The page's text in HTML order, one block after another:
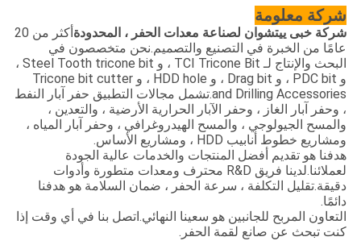
شركة معلومة
شركة خبى ييتشوان لصناعة معدات الحفر ، المحدودة
أكثر من 20
عامًا من الخبرة في التصنيع والتصميم.نحن متخصصون في
البحث والإنتاج لـ TCI Tricone Bit ، و Steel Tooth tricone bit ،
و PDC bit ، و Drag bit ، و HDD hole ، و Tricone bit cutter
and Drilling Accessories.تشمل مجالات التطبيق حفر آبار النفط
، وحفر آبار الغاز ، وحفر الآبار الحرارية الأرضية ، والتعدين ،
والمسح الجيولوجي ، والمسح الهيدروغرافي ، وحفر آبار المياه ،
ومشاريع خطوط أنابيب HDD ، ومشاريع الأساس.
هدفنا هو تقديم أفضل المنتجات والخدمات عالية الجودة
لعملائنا.لدينا فريق R&D محترف ومعدات متطورة وأدوات
دقيقة.تقليل التكلفة ، سرعة الحفر ، ضمان السلامة هو هدفنا
دائمًا.
التعاون المربح للجانبين هو سعينا النهائي.اتصل بنا في أي وقت إذا
كنت تبحث عن صانع لقمة الحفر.